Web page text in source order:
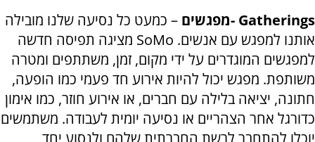
Gatherings
-מפגשים – כמעט כל נסיעה שלנו מובילה
אותנו למפגש עם אנשים. SoMo מציגה תפיסה חדשה
למפגשים המוגדרים על ידי מקום, זמן, משתתפים ומטרה
משותפת. מפגש יכול להיות אירוע חד פעמי כמו הופעה,
חתונה, יציאה בלילה עם חברים, או אירוע חוזר, כמו אימון
כדורגל אחר הצהריים או נסיעה יומית לעבודה. משתמשים